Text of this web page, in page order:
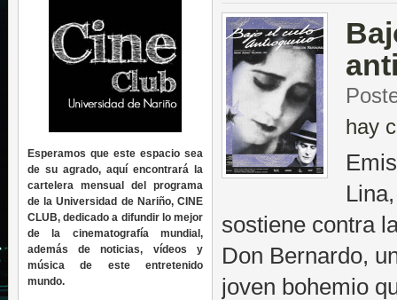
hay
sostiene contra
Don Bernardo,
joven bohemio
Esperamos que este espacio sea
de su agrado, aquí encontrará la
cartelera mensual del programa
de la Universidad de Nariño, CINE
CLUB, dedicado a difundir lo mejor
de la cinematografía mundial,
además de noticias, vídeos y
música de este entretenido
mundo.